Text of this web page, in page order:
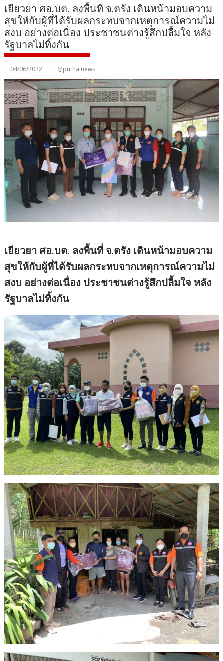
เยียวยา ศอ.บต. ลงพื้นที่ จ.ตรัง เดินหน้ามอบความ
สุขให้กับผู้ที่ได้รับผลกระทบจากเหตุการณ์ความไม่
สงบ อย่างต่อเนื่อง ประชาชนต่างรู้สึกปลื้มใจ หลัง
รัฐบาลไม่ทิ้งกัน
04/06/2022 @puthainews
เยียวยา ศอ.บต. ลงพื้นที่ จ.ตรัง เดินหน้ามอบความ
สุขให้กับผู้ที่ได้รับผลกระทบจากเหตุการณ์ความไม่
สงบ อย่างต่อเนื่อง ประชาชนต่างรู้สึกปลื้มใจ หลัง
รัฐบาลไม่ทิ้งกัน